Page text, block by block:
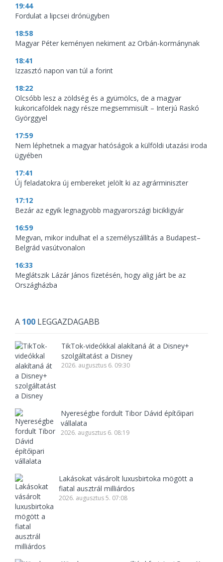
19:44
Fordulat a lipcsei drónügyben
18:58
Magyar Péter keményen nekiment az Orbán-kormánynak
18:41
Izzasztó napon van túl a forint
18:22
Olcsóbb lesz a zöldség és a gyümölcs, de a magyar
kukoricaföldek nagy része megsemmisült – Interjú Raskó
Györggyel
17:59
Nem léphetnek a magyar hatóságok a külföldi utazási iroda
ügyében
17:41
Új feladatokra új embereket jelölt ki az agrárminiszter
17:12
Bezár az egyik legnagyobb magyarországi bicikligyár
16:59
Megvan, mikor indulhat el a személyszállítás a Budapest–
Belgrád vasútvonalon
16:33
Meglátszik Lázár János fizetésén, hogy alig járt be az
Országházba
A 100 LEGGAZDAGABB
TikTok-videókkal alakítaná át a Disney+
szolgáltatást a Disney
2026. augusztus 6. 09:30
Nyereségbe fordult Tibor Dávid építőipari
vállalata
2026. augusztus 6. 08:19
Lakásokat vásárolt luxusbirtoka mögött a
fiatal ausztrál milliárdos
2026. augusztus 5. 07:08